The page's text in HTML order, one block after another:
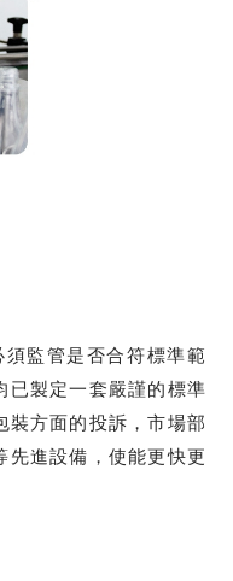
監管是否合符標準範
已製定一套嚴謹的標準
裝方面的投訴，市場部
先進設備，使能更快更